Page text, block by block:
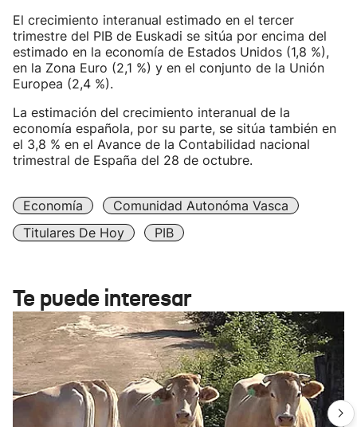
El crecimiento interanual estimado en el tercer
trimestre del PIB de Euskadi se sitúa por encima del
estimado en la economía de Estados Unidos (1,8 %),
en la Zona Euro (2,1 %) y en el conjunto de la Unión
Europea (2,4 %).
La estimación del crecimiento interanual de la
economía española, por su parte, se sitúa también en
el 3,8 % en el Avance de la Contabilidad nacional
trimestral de España del 28 de octubre.
Economía
Comunidad Autonóma Vasca
Titulares De Hoy
PIB
Te puede interesar